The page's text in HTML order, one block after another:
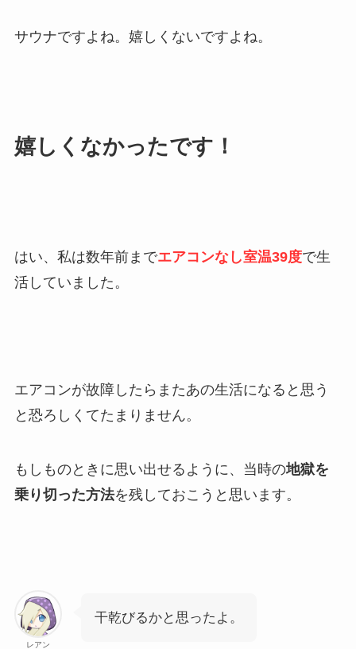
サウナですよね。嬉しくないですよね。
嬉しくなかったです！
はい、私は数年前までエアコンなし室温39度で生
活していました。
エアコンが故障したらまたあの生活になると思う
と恐ろしくてたまりません。
もしものときに思い出せるように、当時の地獄を
乗り切った方法を残しておこうと思います。
レアン
干乾びるかと思ったよ。